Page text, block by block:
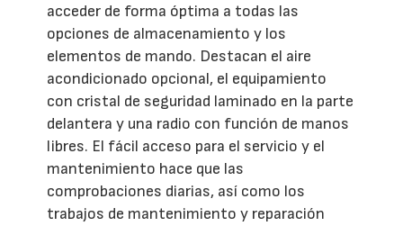
acceder de forma óptima a todas las
opciones de almacenamiento y los
elementos de mando. Destacan el aire
acondicionado opcional, el equipamiento
con cristal de seguridad laminado en la parte
delantera y una radio con función de manos
libres. El fácil acceso para el servicio y el
mantenimiento hace que las
comprobaciones diarias, así como los
trabajos de mantenimiento y reparación